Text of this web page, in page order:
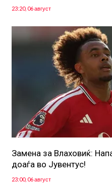
23:20, 06 август
Замена за Влаховиќ:
доаѓа во Јувентус!
23:00, 06 август